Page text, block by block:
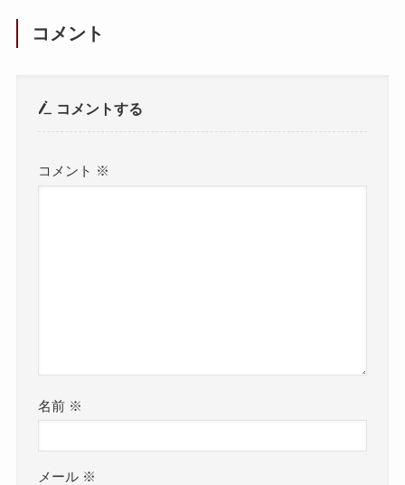
コメント
コメントする
コメント ※
名前 ※
メール ※